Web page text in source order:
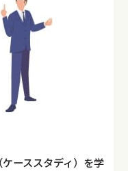
ーススタディ）を学